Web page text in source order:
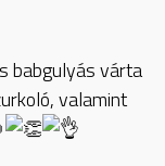
babgulyás várta
valamint